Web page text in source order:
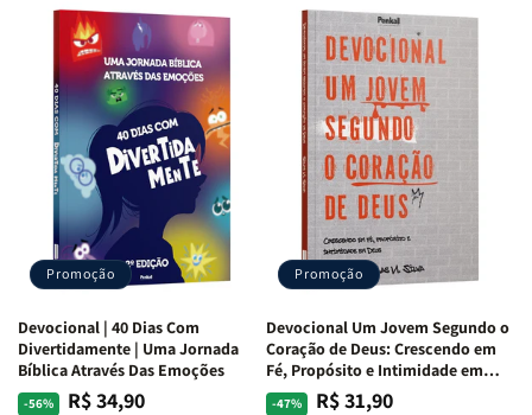
Devocional
Quarto
de
Guerra
Isabelle
S.
Alves
Devocional
Quarto
de
Guerra
|
Isabelle
S.
Alves
Devocional
Café
com
Mulheres
da
Bíblia
Equipe
Teológica
Penkal
Devocional
Café
com
Mulheres
da
Bíblia
|
Equipe
Teológica
Penkal
Promoção
Devocional | 40 Dias Com
Divertidamente | Uma Jornada
Bíblica Através Das Emoções
-56%
Preço
PreçoR$ 34,90
Promoção
Devocional Um Jovem Segundo o
Coração de Deus: Crescendo em
Fé, Propósito e Intimidade em
Deus
-47%
Preço
PreçoR$ 31,90